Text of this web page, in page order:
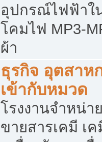
อุปกรณ์ไฟฟ้าใ
โคมไฟ MP3-
ผ้า
ธุรกิจ อุตสาห
เข้ากับหมวด
โรงงานจำหน่
ขายสารเคมี เ